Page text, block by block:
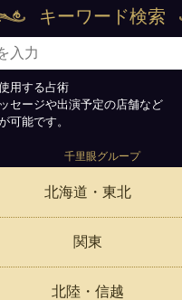
キーワード検索
用する占術
セージや出演予定の店舗など
可能です。
千里眼グループ
北海道・東北
関東
北陸・信越